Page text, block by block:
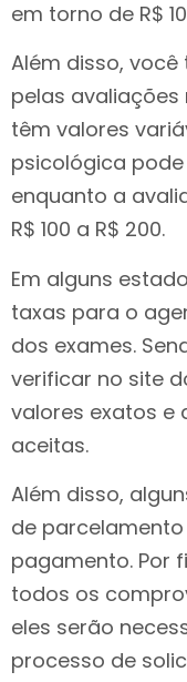
em torno de R$
Além disso,
pelas
têm valores
psicológica pode
enquanto a
R$ 100 a R$ 200.
Em alguns
taxas para o
dos exames.
verificar no site
valores exatos e
aceitas.
Além disso,
de
pagamento. Por
todos os
eles serão
processo de